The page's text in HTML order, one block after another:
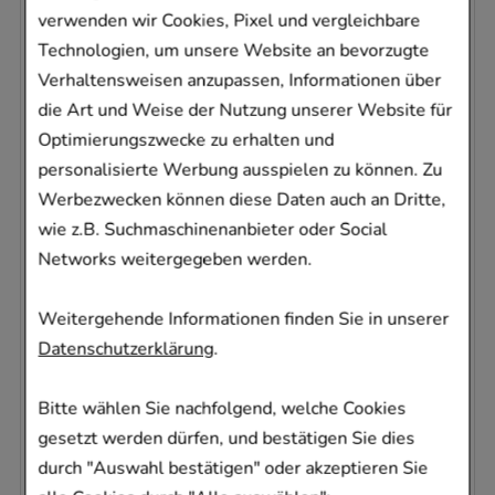
verwenden wir Cookies, Pixel und vergleichbare
Technologien, um unsere Website an bevorzugte
Verhaltensweisen anzupassen, Informationen über
die Art und Weise der Nutzung unserer Website für
Optimierungszwecke zu erhalten und
personalisierte Werbung ausspielen zu können. Zu
Werbezwecken können diese Daten auch an Dritte,
wie z.B. Suchmaschinenanbieter oder Social
Networks weitergegeben werden.
Weitergehende Informationen finden Sie in unserer
Datenschutzerklärung.
Bitte wählen Sie nachfolgend, welche Cookies
gesetzt werden dürfen, und bestätigen Sie dies
durch "Auswahl bestätigen" oder akzeptieren Sie
UreaRepair vereint alle Empfehlungen: Mit
der Hautpflege aus der UreaRepair Serie
bietet Eucerin das, was das neue
unabhängige Expertenpapier empfiehlt:
Lotionen und Cremes mit einem hohen
Urea-Anteil, um der Hauttrockenheit
effektiv entgegenzuwirken.
*Augustin, M., et al., Diagnostik und
Therapie der Xerosis cutis. JDDG, Juli 2018.:
Inhaltsstoffe:
Dicaprylyl Ether Glyceryl Glucoside Sodium
Lactate Butyrospermum Parkii Butter
Polyglyceryl-4